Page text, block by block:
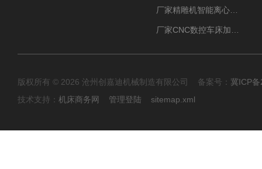
版权所有 © 2026 沧州创嘉迪机械制造有限公司 备案号： 冀ICP
技术支持： 机床商务网 管理登陆 sitemap.xml